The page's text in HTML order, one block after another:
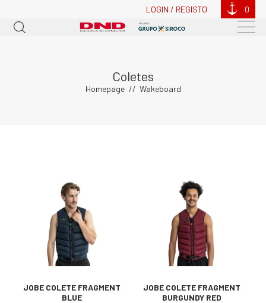
LOGIN / REGISTO 0
Coletes
Homepage Wakeboard
JOBE COLETE FRAGMENT
BLUE
JOBE COLETE FRAGMENT
BURGUNDY RED